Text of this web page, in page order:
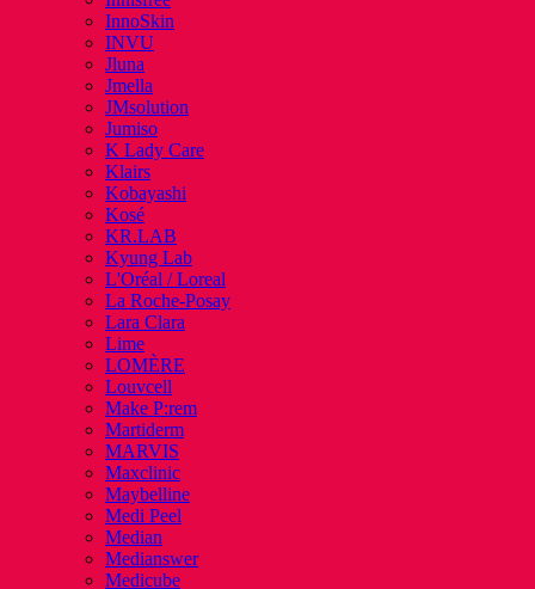
InnoSkin
INVU
Jluna
Jmella
JMsolution
Jumiso
K Lady Care
Klairs
Kobayashi
Kosé
KR.LAB
Kyung Lab
L'Oréal / Loreal
La Roche-Posay
Lara Clara
Lime
LOMÈRE
Louvcell
Make P:rem
Martiderm
MARVIS
Maxclinic
Maybelline
Medi Peel
Median
Medianswer
Medicube